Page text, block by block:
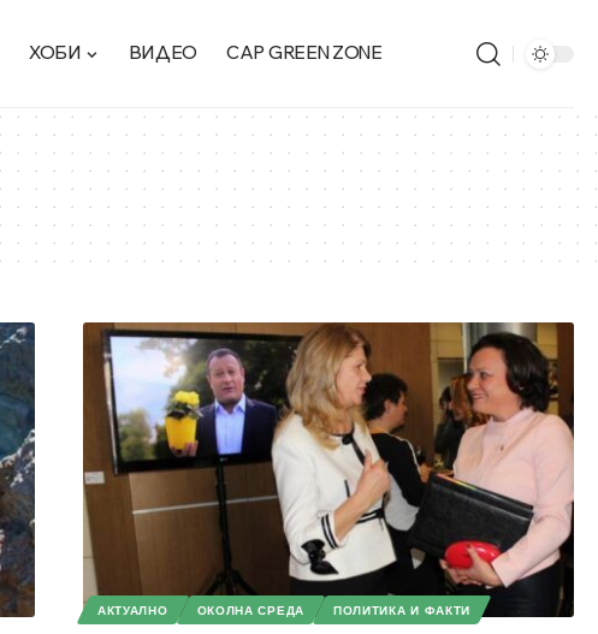
ХОБИ ВИДЕО CAP GREEN ZONE
АКТУАЛНО ОКОЛНА СРЕДА ПОЛИТИКА И ФАКТИ